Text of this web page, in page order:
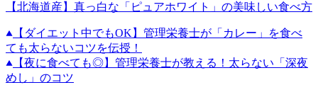
【北海道産】真っ白な「ピュアホワイト」の美味しい食べ方
【ダイエット中でもOK】管理栄養士が「カレー」を食べ
ても太らないコツを伝授！
【夜に食べても◎】管理栄養士が教える！太らない「深夜
めし」のコツ